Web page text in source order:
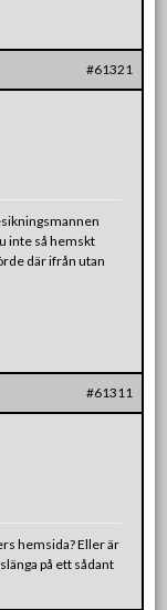
#61321
inte så hemskt
där ifrån utan
#61311
hemsida? Eller är
på ett sådant